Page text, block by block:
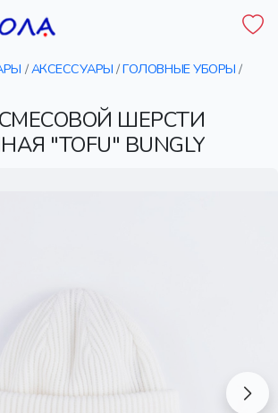
/АКСЕССУАРЫ /ГОЛОВНЫЕ УБОРЫ /
ШЕРСТИ
"TOFU" BUNGLY